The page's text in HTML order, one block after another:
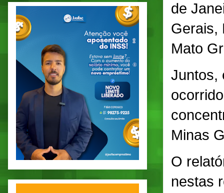
de
Gerais,
Mato
Juntos,
Minas
O
nestas